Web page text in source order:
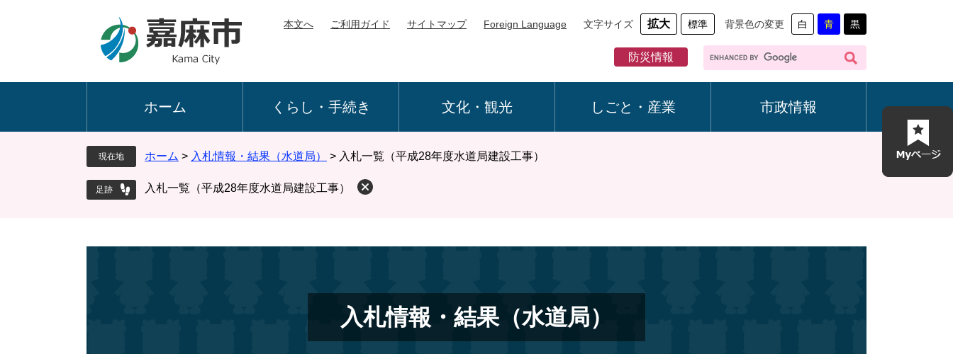
本文へ ご利用ガイド サイトマップ Foreign Language 文字サイズ 拡大 標準 背景色の変更 白 青 黒
防災情報
G
o
ホーム くらし・手続き 文化・観光 しごと・産業 市政情報
現在地 ホーム > 入札情報・結果（水道局） > 入札一覧（平成28年度水道局建設工事）
入札一覧（平成28年度水道局建設工事）
入札情報・結果（水道局）